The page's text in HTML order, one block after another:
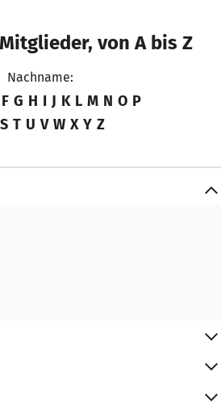
von A bis Z
Nachname:
F G H I J K L M N O P
S T U V W X Y Z